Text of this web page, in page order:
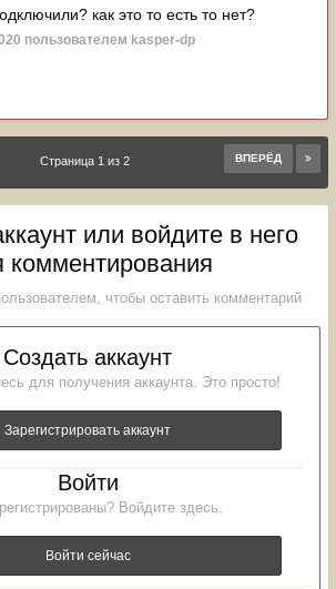
как это то есть то нет?
пользователем kasper-dp
ВПЕРЁД
Страница 1 из 2
или войдите в него
комментирования
чтобы оставить комментарий
Создать аккаунт
для получения аккаунта. Это просто!
Зарегистрировать аккаунт
Войти
Войдите здесь.
Войти сейчас